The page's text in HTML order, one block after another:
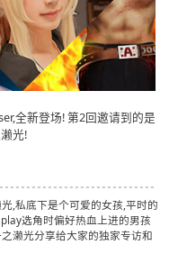
全新登场! 第2回邀请到的是
光!
,私底下是个可爱的女孩,平时的
选角时偏好热血上进的男孩
濑光分享给大家的独家专访和